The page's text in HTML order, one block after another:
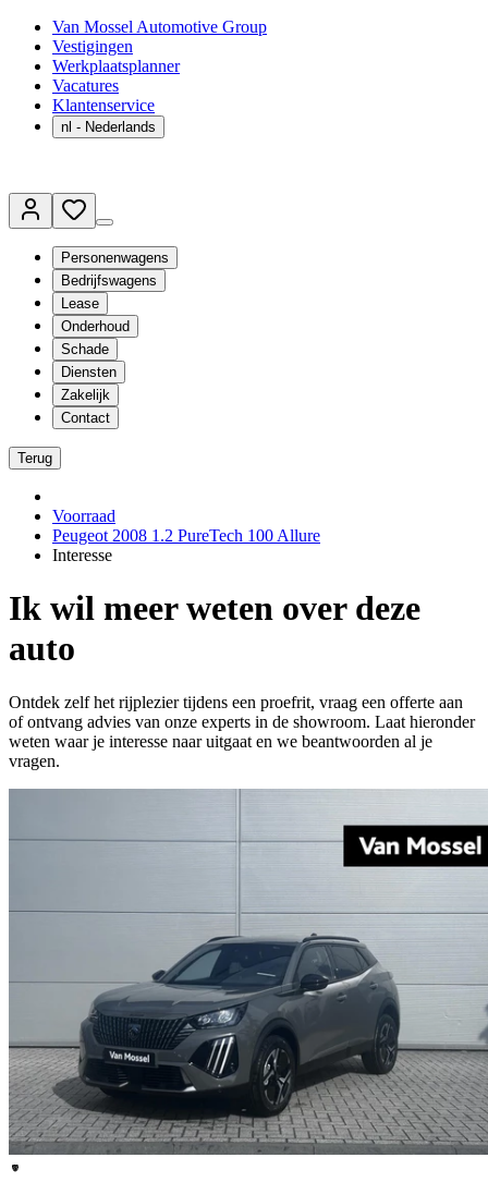
Van Mossel Automotive Group
Vestigingen
Werkplaatsplanner
Vacatures
Klantenservice
nl - Nederlands
Personenwagens
Bedrijfswagens
Lease
Onderhoud
Schade
Diensten
Zakelijk
Contact
Terug
Voorraad
Peugeot 2008 1.2 PureTech 100 Allure
Interesse
Ik wil meer weten over deze
auto
Ontdek zelf het rijplezier tijdens een proefrit, vraag een offerte aan
of ontvang advies van onze experts in de showroom. Laat hieronder
weten waar je interesse naar uitgaat en we beantwoorden al je
vragen.